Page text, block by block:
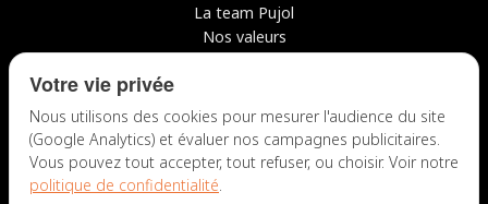
La team Pujol
Nos valeurs
Avis clients
Candidater chez nous
NOUS CONTACTER
Votre vie privée
Nous utilisons des cookies pour mesurer l'audience du site
(Google Analytics) et évaluer nos campagnes publicitaires.
Vous pouvez tout accepter, tout refuser, ou choisir. Voir notre
politique de confidentialité.